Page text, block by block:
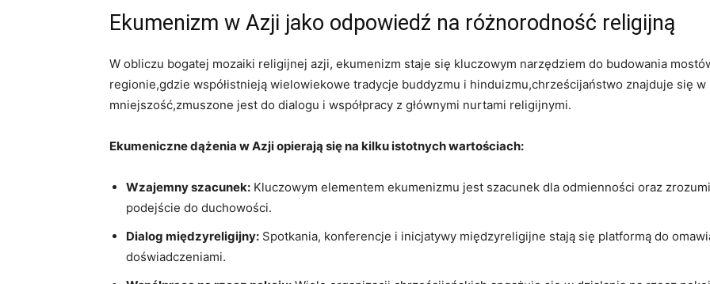
Ekumenizm w Azji jako odpowiedź na różnorodność ⁤religijną
W obliczu bogatej⁢ mozaiki religijnej azji, ekumenizm staje się kluczowym ‌narzędziem ⁢do budowania
regionie,gdzie współistnieją wielowiekowe tradycje buddyzmu i hinduizmu,chrześcijaństwo ​znajduje ⁢się
mniejszość,zmuszone jest do ​dialogu i współpracy z głównymi nurtami religijnymi.
Ekumeniczne ⁤dążenia ⁤w Azji opierają się na kilku istotnych ⁢wartościach:
Wzajemny szacunek: Kluczowym elementem ekumenizmu jest szacunek​ dla odmienności oraz
podejście ⁤do duchowości.
Dialog międzyreligijny: Spotkania, ⁤konferencje⁤ i inicjatywy międzyreligijne stają się platformą do
doświadczeniami.